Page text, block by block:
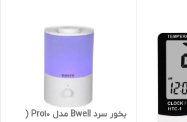
بخور سرد Bwell مدل Pro10 (